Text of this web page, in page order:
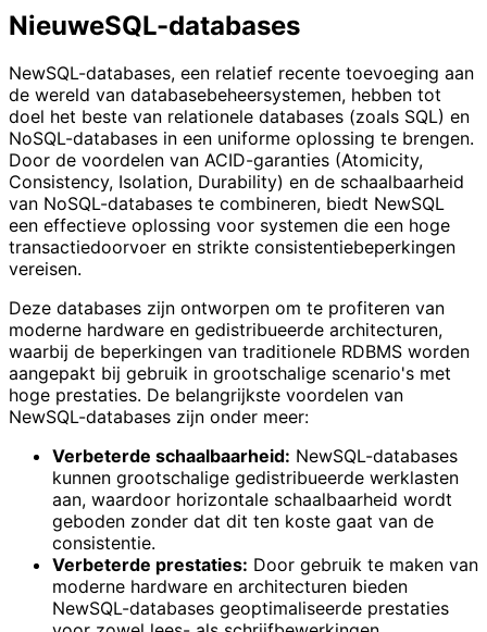
NieuweSQL-databases
NewSQL-databases, een relatief recente toevoeging aan
de wereld van databasebeheersystemen, hebben tot
doel het beste van relationele databases (zoals SQL) en
NoSQL-databases in een uniforme oplossing te brengen.
Door de voordelen van ACID-garanties (Atomicity,
Consistency, Isolation, Durability) en de schaalbaarheid
van NoSQL-databases te combineren, biedt NewSQL
een effectieve oplossing voor systemen die een hoge
transactiedoorvoer en strikte consistentiebeperkingen
vereisen.
Deze databases zijn ontworpen om te profiteren van
moderne hardware en gedistribueerde architecturen,
waarbij de beperkingen van traditionele RDBMS worden
aangepakt bij gebruik in grootschalige scenario's met
hoge prestaties. De belangrijkste voordelen van
NewSQL-databases zijn onder meer:
Verbeterde schaalbaarheid: NewSQL-databases
kunnen grootschalige gedistribueerde werklasten
aan, waardoor horizontale schaalbaarheid wordt
geboden zonder dat dit ten koste gaat van de
consistentie.
Verbeterde prestaties: Door gebruik te maken van
moderne hardware en architecturen bieden
NewSQL-databases geoptimaliseerde prestaties